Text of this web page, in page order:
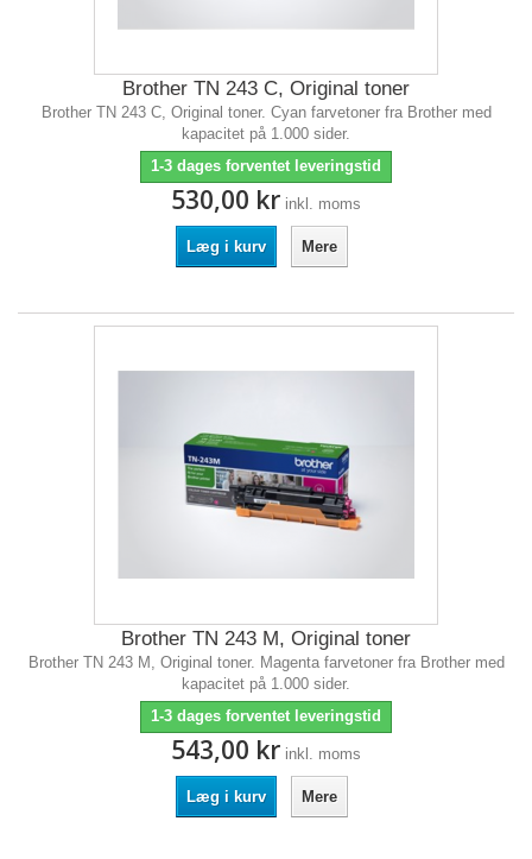
Brother TN 243 C, Original toner
Brother TN 243 C, Original toner. Cyan farvetoner fra Brother med
kapacitet på 1.000 sider.
1-3 dages forventet leveringstid
530,00 kr inkl. moms
Læg i kurv Mere
Brother TN 243 M, Original toner
Brother TN 243 M, Original toner. Magenta farvetoner fra Brother med
kapacitet på 1.000 sider.
1-3 dages forventet leveringstid
543,00 kr inkl. moms
Læg i kurv Mere